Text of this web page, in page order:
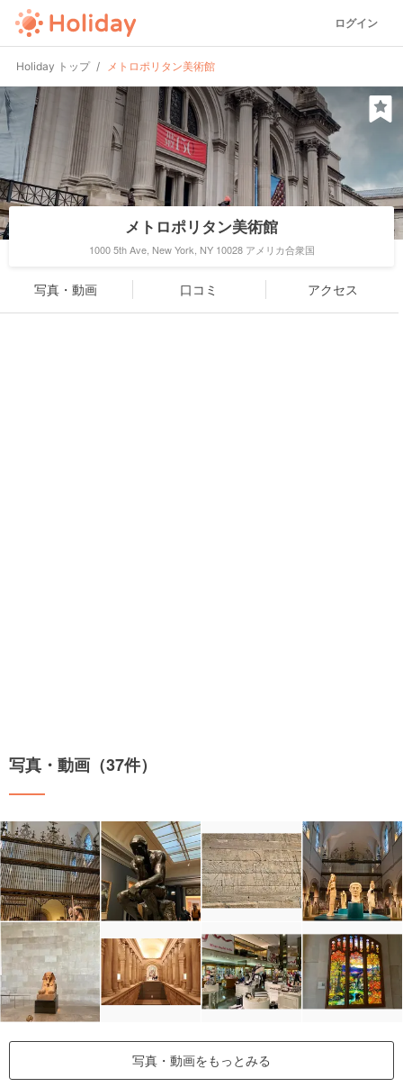
ログイン
Holiday トップ メトロポリタン美術館
メトロポリタン美術館
1000 5th Ave, New York, NY 10028 アメリカ合衆国
写真・動画 口コミ アクセス
写真・動画（37件）
写真・動画をもっとみる